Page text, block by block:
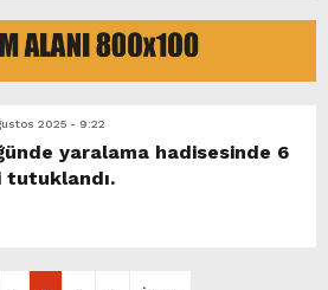
2025 - 9:22
yaralama hadisesinde 6
tutuklandı.